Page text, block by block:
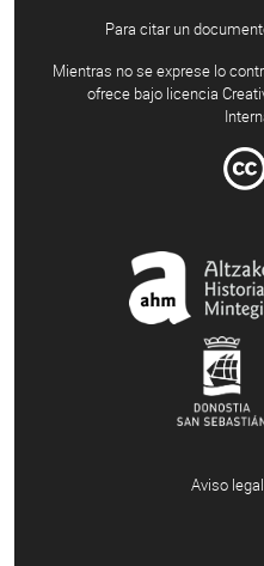
Para citar un
Mientras no se exprese lo
ofrece bajo licencia
Aviso